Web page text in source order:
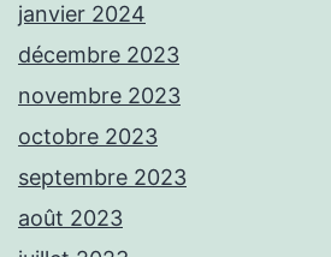
janvier 2024
décembre 2023
novembre 2023
octobre 2023
septembre 2023
août 2023